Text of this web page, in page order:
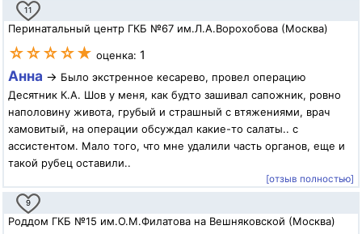
11
Перинатальный центр ГКБ №67 им.Л.А.Ворохобова (Москва)
☆☆☆☆★ оценка: 1
Анна → Было экстренное кесарево, провел операцию
Десятник К.А. Шов у меня, как будто зашивал сапожник, ровно
наполовину живота, грубый и страшный с втяжениями, врач
хамовитый, на операции обсуждал какие-то салаты.. с
ассистентом. Мало того, что мне удалили часть органов, еще и
такой рубец оставили..
[отзыв полностью]
9
Роддом ГКБ №15 им.О.М.Филатова на Вешняковской (Москва)